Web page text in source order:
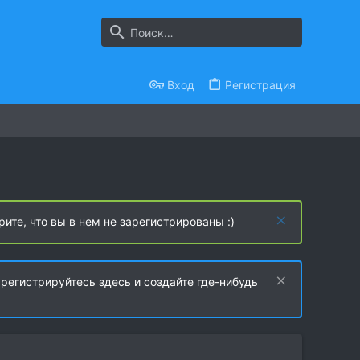
Вход Регистрация
что вы в нем не зарегистрированы :)
здесь и создайте где-нибудь